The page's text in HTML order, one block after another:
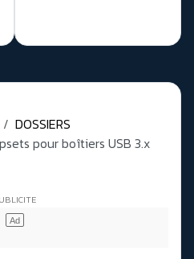
DOSSIERS
pour boîtiers USB 3.x